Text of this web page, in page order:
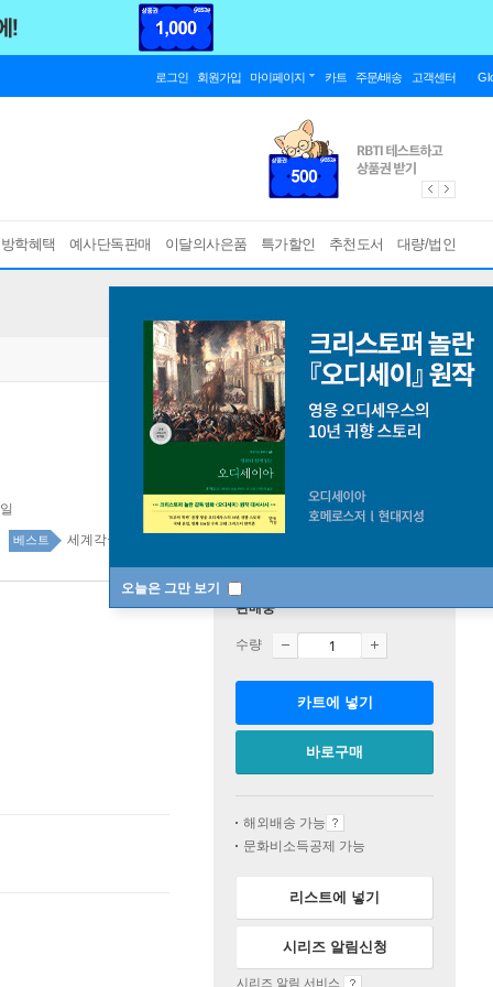
로그인 회원가입 마이페이지 카트 주문/배송 고객센터
학혜택 예사단독판매 이달의사은품 특가할인 추천도서 대량/법인
오늘은 그만 보기
베스트 세계각국소설 95위
판매중
수량
카트에 넣기
바로구매
해외배송 가능
문화비소득공제 가능
리스트에 넣기
시리즈 알림신청
시리즈 알림 서비스